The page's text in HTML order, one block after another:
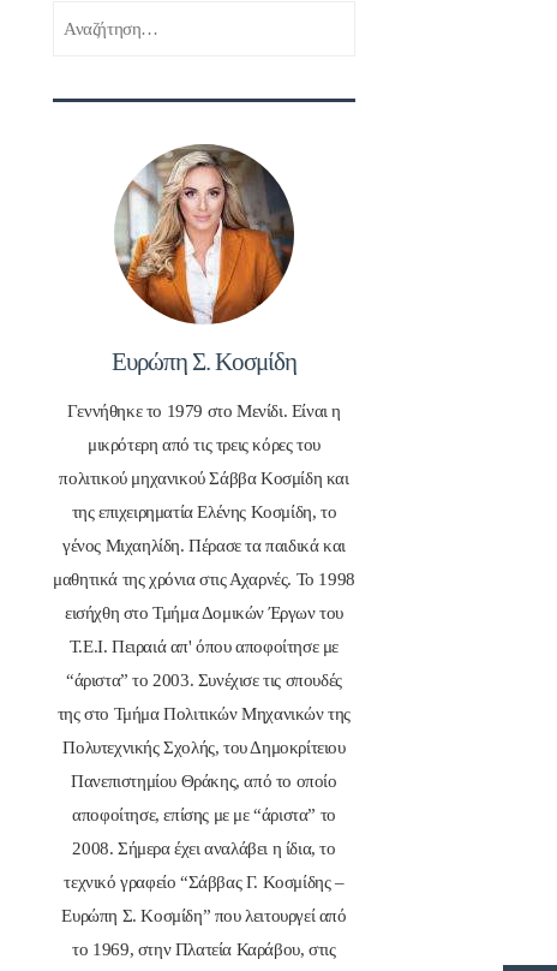
Ευρώπη Σ. Κοσμίδη
Γεννήθηκε το 1979 στο Μενίδι. Είναι η
μικρότερη από τις τρεις κόρες του
πολιτικού μηχανικού Σάββα Κοσμίδη και
της επιχειρηματία Ελένης Κοσμίδη, το
γένος Μιχαηλίδη. Πέρασε τα παιδικά και
μαθητικά της χρόνια στις Αχαρνές. Το 1998
εισήχθη στο Τμήμα Δομικών Έργων του
Τ.Ε.Ι. Πειραιά απ' όπου αποφοίτησε με
“άριστα” το 2003. Συνέχισε τις σπουδές
της στο Τμήμα Πολιτικών Μηχανικών της
Πολυτεχνικής Σχολής, του Δημοκρίτειου
Πανεπιστημίου Θράκης, από το οποίο
αποφοίτησε, επίσης με με “άριστα” το
2008. Σήμερα έχει αναλάβει η ίδια, το
τεχνικό γραφείο “Σάββας Γ. Κοσμίδης –
Ευρώπη Σ. Κοσμίδη” που λειτουργεί από
το 1969, στην Πλατεία Καράβου, στις